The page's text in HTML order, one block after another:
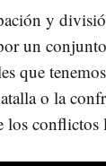
y
un
que
o la
conflictos